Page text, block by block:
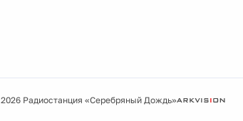
2026 Радиостанция «Серебряный Дождь»